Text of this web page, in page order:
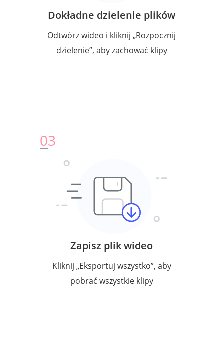
Dokładne dzielenie plików
Odtwórz wideo i kliknij „Rozpocznij
dzielenie”, aby zachować klipy
03
Zapisz plik wideo
Kliknij „Eksportuj wszystko”, aby
pobrać wszystkie klipy